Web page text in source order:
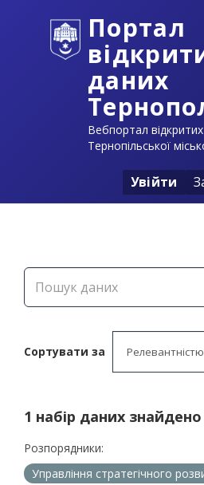
Портал
даних
Вебпортал
Тернопільської
Увійти
Сортувати за
1 набір даних знайдено
Розпорядники:
Управління стратегічного